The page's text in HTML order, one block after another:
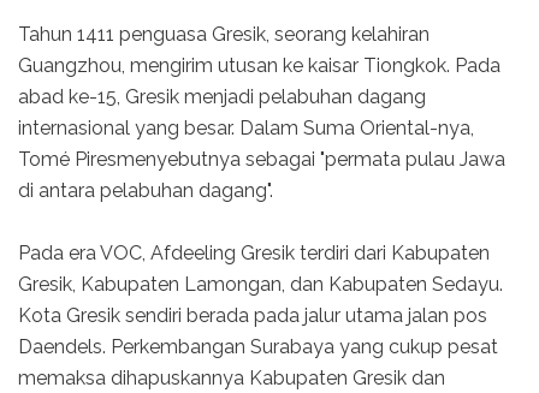
Tahun 1411 penguasa Gresik, seorang kelahiran
Guangzhou, mengirim utusan ke kaisar Tiongkok. Pada
abad ke-15, Gresik menjadi pelabuhan dagang
internasional yang besar. Dalam Suma Oriental-nya,
Tomé Piresmenyebutnya sebagai "permata pulau Jawa
di antara pelabuhan dagang".
Pada era VOC, Afdeeling Gresik terdiri dari Kabupaten
Gresik, Kabupaten Lamongan, dan Kabupaten Sedayu.
Kota Gresik sendiri berada pada jalur utama jalan pos
Daendels. Perkembangan Surabaya yang cukup pesat
memaksa dihapuskannya Kabupaten Gresik dan